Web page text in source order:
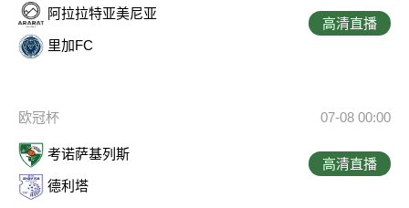
阿拉拉特亚美尼亚
里加FC
高清直播
欧冠杯 07-08 00:00
考诺萨基列斯
德利塔
高清直播